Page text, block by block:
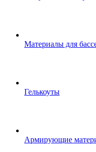
Материалы для
Гелькоуты
Армирующие